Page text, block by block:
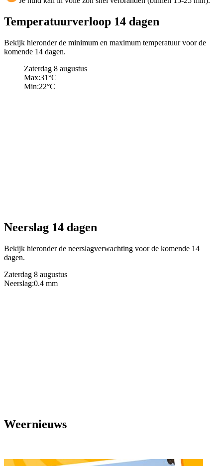
Temperatuurverloop 14 dagen
Bekijk hieronder de minimum en maximum temperatuur voor de
komende 14 dagen.
Zaterdag 8 augustus
Max:31°C
Min:22°C
Neerslag 14 dagen
Bekijk hieronder de neerslagverwachting voor de komende 14
dagen.
Zaterdag 8 augustus
Neerslag:0.4 mm
Weernieuws